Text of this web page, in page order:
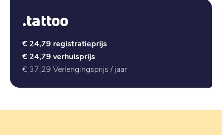
.tattoo
€ 24,79 registratieprijs
€ 24,79 verhuisprijs
€ 37,29 Verlengingsprijs / jaar